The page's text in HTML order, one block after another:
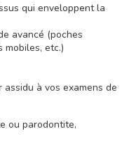
qui enveloppent la
avancé (poches
etc.)
à vos examens de
ou parodontite,